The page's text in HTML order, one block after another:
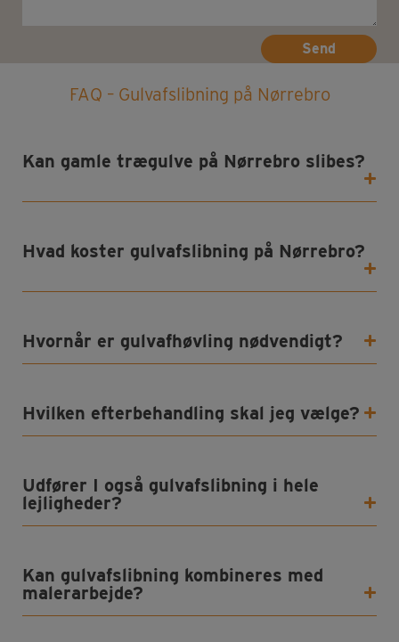
FAQ – Gulvafslibning på Nørrebro
Kan gamle trægulve på Nørrebro slibes?
Hvad koster gulvafslibning på Nørrebro?
Hvornår er gulvafhøvling nødvendigt?
Hvilken efterbehandling skal jeg vælge?
Udfører I også gulvafslibning i hele
lejligheder?
Kan gulvafslibning kombineres med
malerarbejde?